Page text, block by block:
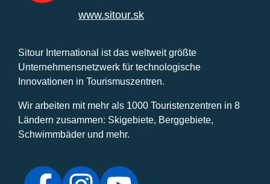
www.sitour.sk
Sitour International ist das weltweit größte
Unternehmensnetzwerk für technologische
Innovationen in Tourismuszentren.
Wir arbeiten mit mehr als 1000 Touristenzentren in 8
Ländern zusammen: Skigebiete, Berggebiete,
Schwimmbäder und mehr.